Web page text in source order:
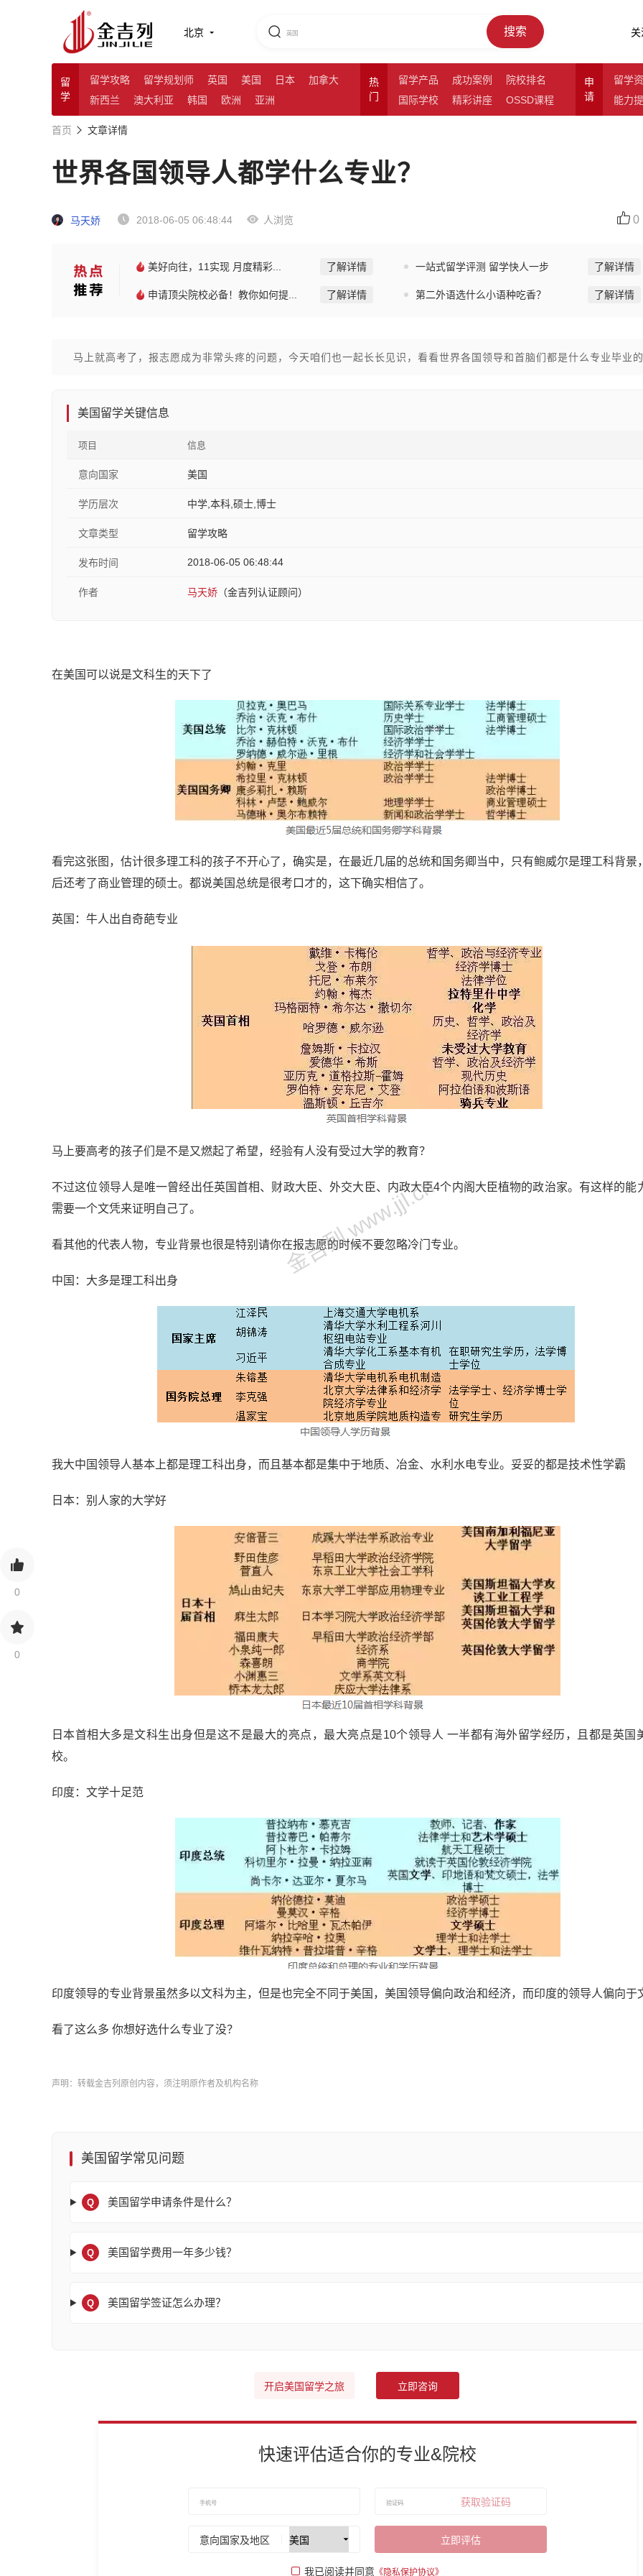
北京 搜索
留
学
留学攻略 留学规划师 英国 美国 日本
加拿大
新西兰
澳大利亚 韩国 欧洲 亚洲
热
门
留学产品 成功案例
院校排名
国际学校
精彩讲座 OSSD课程
申
请
留学
能力
0
0
首页 文章详情
世界各国领导人都学什么专业？
马天娇 2018-06-05 06:48:44 人浏览 0
美好向往，11实现 月度精彩... 了解详情 一站式留学评测 留学快人一步 了解详情
申请顶尖院校必备！教你如何提... 了解详情 第二外语选什么小语种吃香？ 了解详情
马上就高考了，报志愿成为非常头疼的问题，今天咱们也一起长长见识，看看世界各国领导和首脑们都是什么专业毕业
美国留学关键信息
项目 信息
意向国家 美国
学历层次 中学,本科,硕士,博士
文章类型 留学攻略
发布时间 2018-06-05 06:48:44
作者 马天娇 （金吉列认证顾问）
在美国可以说是文科生的天下了
看完这张图，估计很多理工科的孩子不开心了，确实是，在最近几届的总统和国务卿当中，只有鲍威尔是理工科背景
后还考了商业管理的硕士。都说美国总统是很考口才的，这下确实相信了。
英国：牛人出自奇葩专业
马上要高考的孩子们是不是又燃起了希望，经验有人没有受过大学的教育？
不过这位领导人是唯一曾经出任英国首相、财政大臣、外交大臣、内政大臣4个内阁大臣植物的政治家。有这样的能
需要一个文凭来证明自己了。
看其他的代表人物，专业背景也很是特别请你在报志愿的时候不要忽略冷门专业。
中国：大多是理工科出身
我大中国领导人基本上都是理工科出身，而且基本都是集中于地质、冶金、水利水电专业。妥妥的都是技术性学霸
日本：别人家的大学好
日本首相大多是文科生出身但是这不是最大的亮点，最大亮点是10个领导人 一半都有海外留学经历，且都是英国
校。
印度：文学十足范
印度领导的专业背景虽然多以文科为主，但是也完全不同于美国，美国领导偏向政治和经济，而印度的领导人偏向于
看了这么多 你想好选什么专业了没？
金吉列 www.jjl.cn
声明：转载金吉列原创内容，须注明原作者及机构名称
美国留学常见问题
Q 美国留学申请条件是什么？
Q 美国留学费用一年多少钱？
Q 美国留学签证怎么办理？
开启美国留学之旅 立即咨询
快速评估适合你的专业&院校
获取验证码
意向国家及地区 立即评估
我已阅读并同意 《隐私保护协议》